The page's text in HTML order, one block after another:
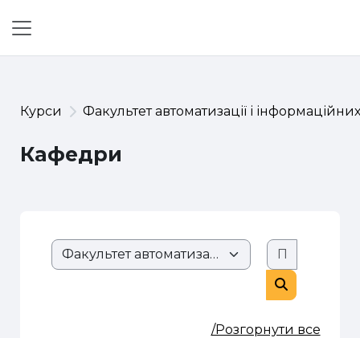
Курси Факультет автоматизації і
Кафедри
Розділи сайту
Пошук
/Розгорнути все